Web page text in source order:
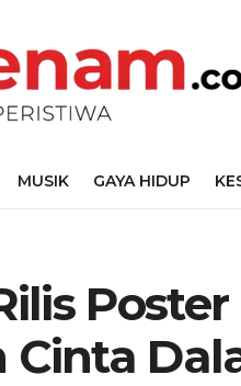
MUSIK GAYA HIDUP
Cinta